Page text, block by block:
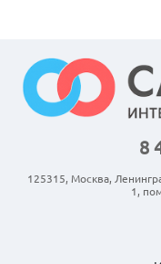
8
125315, Москва,
1,